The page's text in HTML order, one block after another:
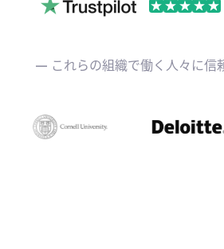
— これらの組織で働く人々に信